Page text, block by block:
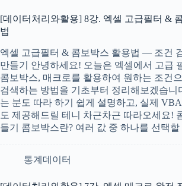
[데이터처리와활용] 8강. 엑셀 고급필터 &
법
엑셀 고급필터 & 콤보박스 활용법 — 조건
만들기 안녕하세요! 오늘은 엑셀에서 고급
콤보박스, 매크로를 활용하여 원하는 조건
검색하는 방법을 기초부터 정리해보겠습니
는 분도 따라 하기 쉽게 설명하고, 실제
도 제공해드릴 테니 차근차근 따라오세요!
들기 콤보박스란? 여러 값 중 하나를 선택
통계데이터